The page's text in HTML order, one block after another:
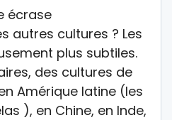
écrase
autres cultures ? Les
plus subtiles.
des cultures de
Amérique latine (les
), en Chine, en Inde,